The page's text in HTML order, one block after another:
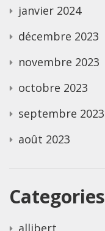
janvier 2024
décembre 2023
novembre 2023
octobre 2023
septembre 2023
août 2023
Categories
allibert